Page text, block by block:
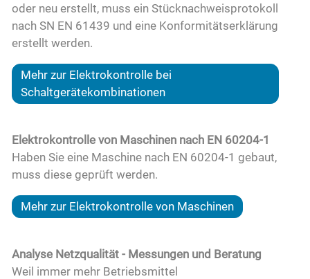
oder neu erstellt, muss ein Stücknachweisprotokoll
nach SN EN 61439 und eine Konformitätserklärung
erstellt werden.
Mehr zur Elektrokontrolle bei
Schaltgerätekombinationen
Elektrokontrolle von Maschinen nach EN 60204-1
Haben Sie eine Maschine nach EN 60204-1 gebaut,
muss diese geprüft werden.
Mehr zur Elektrokontrolle von Maschinen
Analyse Netzqualität - Messungen und Beratung
Weil immer mehr Betriebsmittel